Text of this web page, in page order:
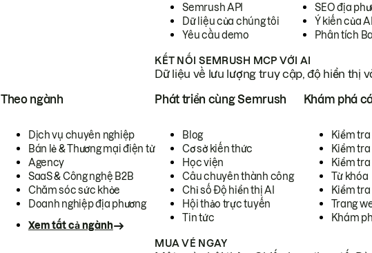
Semrush API
Dữ liệu của chúng tôi
Yêu cầu demo
SEO địa
Ý kiến của
Phân tích
KẾT NỐI SEMRUSH MCP VỚI AI
Dữ liệu về lưu lượng truy cập, độ hiển thị
Theo ngành
Dịch vụ chuyên nghiệp
Bán lẻ & Thương mại điện tử
Agency
SaaS & Công nghệ B2B
Chăm sóc sức khỏe
Doanh nghiệp địa phương
Xem tất cả ngành
Phát triển cùng Semrush
Blog
Cơ sở kiến thức
Học viện
Câu chuyên thành công
Chỉ số Độ hiển thị AI
Hội thảo trực tuyến
Tin tức
Khám phá
Kiểm
Kiểm tra
Kiểm
Từ khóa
Kiểm
Trang
Khám
MUA VÉ NGAY